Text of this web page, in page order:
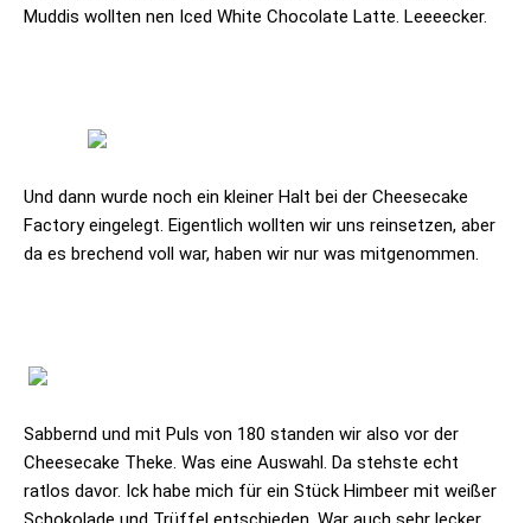
Muddis wollten nen Iced White Chocolate Latte. Leeeecker.
Und dann wurde noch ein kleiner Halt bei der Cheesecake
Factory eingelegt. Eigentlich wollten wir uns reinsetzen, aber
da es brechend voll war, haben wir nur was mitgenommen.
Sabbernd und mit Puls von 180 standen wir also vor der
Cheesecake Theke. Was eine Auswahl. Da stehste echt
ratlos davor. Ick habe mich für ein Stück Himbeer mit weißer